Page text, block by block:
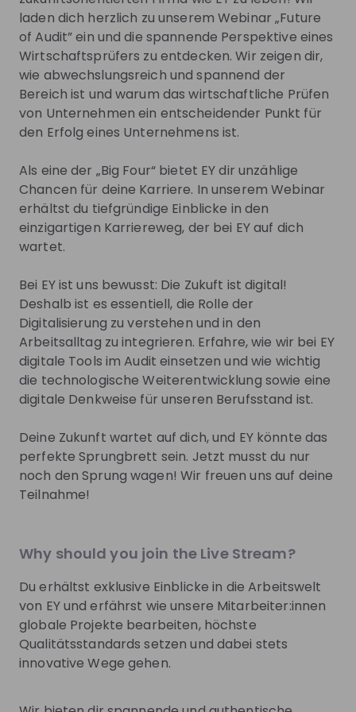
Transactions an. Unterstützt durch fundiertes
Branchenwissen, ein global verbundenes,
multidisziplinäres Netzwerk und vielfältige
Ökosystem-Partner bieten unsere Teams
Dienstleistungen in mehr als 150 Ländern und
Regionen an.
regelmäßig Karriere-News, Hot Jobs oder
Einladungen zu Karriere-Events erhalten? Dann
meldet euch in unsererEY Talent Community
freuen uns auf euch!
Jobportal und bewerbt euch noch heute.
Informiert euch auch auf unseremEY Karriereblog
oder auf unseren Social-Media-Kanälen:
LinkedIn
Facebook
Instagram
Podcasts
YouTube
Get noticed byEY Germany
Join their Talent Pool so they can reach out to
you.
Join Talent Pool
laden dich herzlich zu unserem Webinar „Future
of Audit” ein und die spannende Perspektive eines
Wirtschaftsprüfers zu entdecken. Wir zeigen dir,
wie abwechslungsreich und spannend der
Bereich ist und warum das wirtschaftliche Prüfen
von Unternehmen ein entscheidender Punkt für
den Erfolg eines Unternehmens ist.
Als eine der „Big Four“ bietet EY dir unzählige
Chancen für deine Karriere. In unserem Webinar
erhältst du tiefgründige Einblicke in den
einzigartigen Karriereweg, der bei EY auf dich
wartet.
Bei EY ist uns bewusst: Die Zukuft ist digital!
Deshalb ist es essentiell, die Rolle der
Digitalisierung zu verstehen und in den
Arbeitsalltag zu integrieren. Erfahre, wie wir bei EY
digitale Tools im Audit einsetzen und wie wichtig
die technologische Weiterentwicklung sowie eine
digitale Denkweise für unseren Berufsstand ist.
Deine Zukunft wartet auf dich, und EY könnte das
perfekte Sprungbrett sein. Jetzt musst du nur
noch den Sprung wagen! Wir freuen uns auf deine
Teilnahme!
Why should you join the Live Stream?
Du erhältst exklusive Einblicke in die Arbeitswelt
von EY und erfährst wie unsere Mitarbeiter:innen
globale Projekte bearbeiten, höchste
Qualitätsstandards setzen und dabei stets
innovative Wege gehen.